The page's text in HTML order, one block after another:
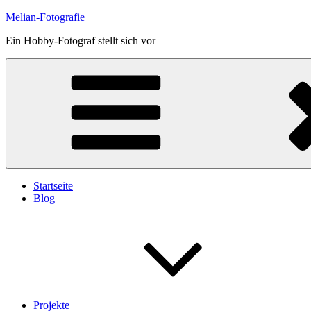
Skip
content
Melian-Fotografie
Ein Hobby-Fotograf stellt sich vor
Startseite
Blog
Projekte